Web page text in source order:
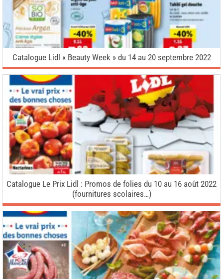
Catalogue Lidl « Beauty Week » du 14 au 20 septembre 2022
Catalogue Le Prix Lidl : Promos de folies du 10 au 16 août 2022
(fournitures scolaires…)